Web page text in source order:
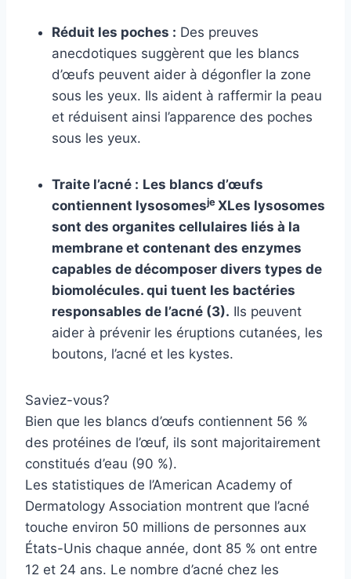
Réduit les poches : Des preuves
anecdotiques suggèrent que les blancs
d’œufs peuvent aider à dégonfler la zone
sous les yeux. Ils aident à raffermir la peau
et réduisent ainsi l’apparence des poches
sous les yeux.
Traite l’acné : Les blancs d’œufs
contiennent lysosomesje XLes lysosomes
sont des organites cellulaires liés à la
membrane et contenant des enzymes
capables de décomposer divers types de
biomolécules. qui tuent les bactéries
responsables de l’acné (3). Ils peuvent
aider à prévenir les éruptions cutanées, les
boutons, l’acné et les kystes.
Saviez-vous?
Bien que les blancs d’œufs contiennent 56 %
des protéines de l’œuf, ils sont majoritairement
constitués d’eau (90 %).
Les statistiques de l’American Academy of
Dermatology Association montrent que l’acné
touche environ 50 millions de personnes aux
États-Unis chaque année, dont 85 % ont entre
12 et 24 ans. Le nombre d’acné chez les